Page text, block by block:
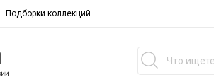
Подборки коллекций